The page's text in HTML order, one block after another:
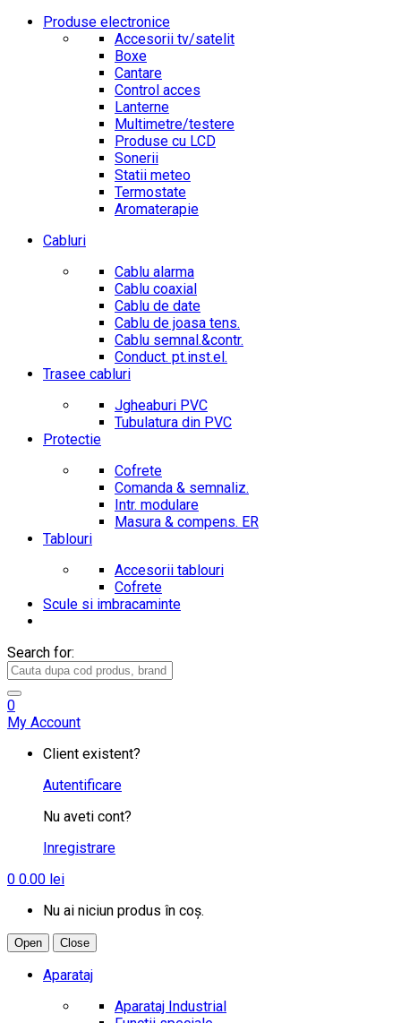
Produse electronice
Accesorii tv/satelit
Boxe
Cantare
Control acces
Lanterne
Multimetre/testere
Produse cu LCD
Sonerii
Statii meteo
Termostate
Aromaterapie
Cabluri
Cablu alarma
Cablu coaxial
Cablu de date
Cablu de joasa tens.
Cablu semnal.&contr.
Conduct. pt.inst.el.
Trasee cabluri
Jgheaburi PVC
Tubulatura din PVC
Protectie
Cofrete
Comanda & semnaliz.
Intr. modulare
Masura & compens. ER
Tablouri
Accesorii tablouri
Cofrete
Scule si imbracaminte
Search for:
0
My Account
Client existent?
Autentificare
Nu aveti cont?
Inregistrare
0 0.00 lei
Nu ai niciun produs în coș.
Open Close
Aparataj
Aparataj Industrial